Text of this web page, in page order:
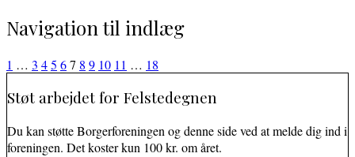
Navigation til indlæg
1 … 3 45 67 8 9 10 11 … 18
Støt arbejdet for Felstedegnen
Du kan støtte Borgerforeningen og denne side ved at melde dig ind i
foreningen. Det koster kun 100 kr. om året.